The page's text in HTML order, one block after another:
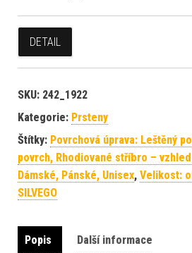
DETAIL
SKU: 242_1922
Kategorie: Prsteny
Štítky: Povrchová úprava: Leštěný
povrch, Rhodiované stříbro –
Dámské, Pánské, Unisex, Velikost:
SILVEGO
Popis Další informace